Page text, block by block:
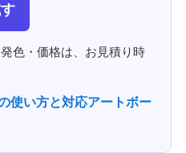
色・価格は、お見積り時
使い方と対応アートボー